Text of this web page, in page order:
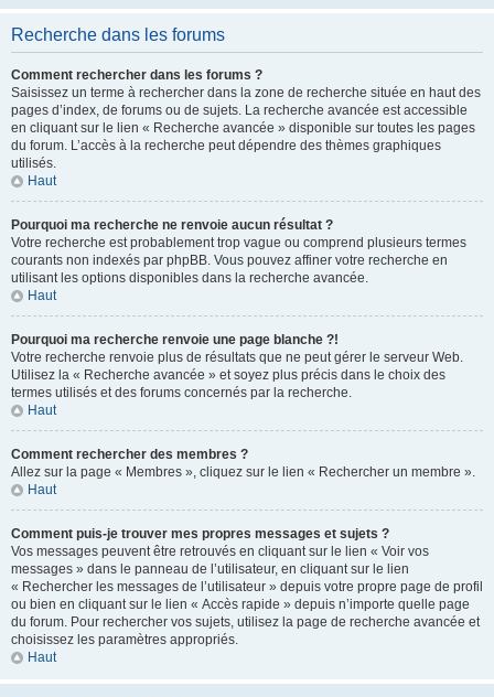
Recherche dans les forums
Comment rechercher dans les forums ?
Saisissez un terme à rechercher dans la zone de recherche située en haut des
pages d’index, de forums ou de sujets. La recherche avancée est accessible
en cliquant sur le lien « Recherche avancée » disponible sur toutes les pages
du forum. L’accès à la recherche peut dépendre des thèmes graphiques
utilisés.
Haut
Pourquoi ma recherche ne renvoie aucun résultat ?
Votre recherche est probablement trop vague ou comprend plusieurs termes
courants non indexés par phpBB. Vous pouvez affiner votre recherche en
utilisant les options disponibles dans la recherche avancée.
Haut
Pourquoi ma recherche renvoie une page blanche ?!
Votre recherche renvoie plus de résultats que ne peut gérer le serveur Web.
Utilisez la « Recherche avancée » et soyez plus précis dans le choix des
termes utilisés et des forums concernés par la recherche.
Haut
Comment rechercher des membres ?
Allez sur la page « Membres », cliquez sur le lien « Rechercher un membre ».
Haut
Comment puis-je trouver mes propres messages et sujets ?
Vos messages peuvent être retrouvés en cliquant sur le lien « Voir vos
messages » dans le panneau de l’utilisateur, en cliquant sur le lien
« Rechercher les messages de l’utilisateur » depuis votre propre page de profil
ou bien en cliquant sur le lien « Accès rapide » depuis n’importe quelle page
du forum. Pour rechercher vos sujets, utilisez la page de recherche avancée et
choisissez les paramètres appropriés.
Haut